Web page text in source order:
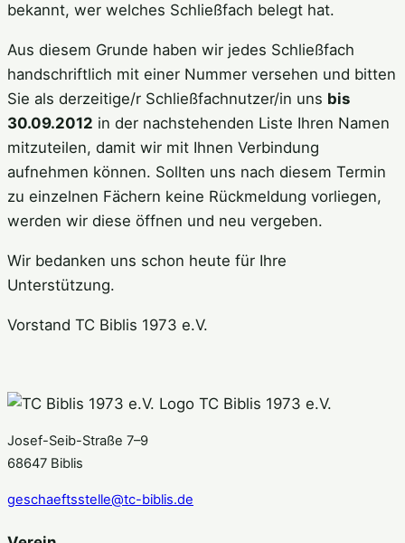
bekannt, wer welches Schließfach belegt hat.
Aus diesem Grunde haben wir jedes Schließfach
handschriftlich mit einer Nummer versehen und bitten
Sie als derzeitige/r Schließfachnutzer/in uns bis
30.09.2012 in der nachstehenden Liste Ihren Namen
mitzuteilen, damit wir mit Ihnen Verbindung
aufnehmen können. Sollten uns nach diesem Termin
zu einzelnen Fächern keine Rückmeldung vorliegen,
werden wir diese öffnen und neu vergeben.
Wir bedanken uns schon heute für Ihre
Unterstützung.
Vorstand TC Biblis 1973 e.V.
TC Biblis 1973 e.V.
Josef-Seib-Straße 7–9
68647 Biblis
geschaeftsstelle@tc-biblis.de